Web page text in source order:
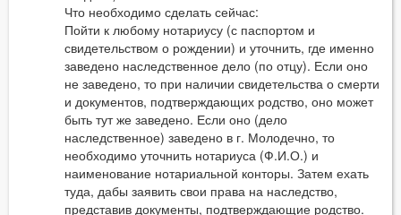
Что необходимо сделать сейчас:
Пойти к любому нотариусу (с паспортом и
свидетельством о рождении) и уточнить, где именно
заведено наследственное дело (по отцу). Если оно
не заведено, то при наличии свидетельства о смерти
и документов, подтверждающих родство, оно может
быть тут же заведено. Если оно (дело
наследственное) заведено в г. Молодечно, то
необходимо уточнить нотариуса (Ф.И.О.) и
наименование нотариальной конторы. Затем ехать
туда, дабы заявить свои права на наследство,
представив документы, подтверждающие родство.